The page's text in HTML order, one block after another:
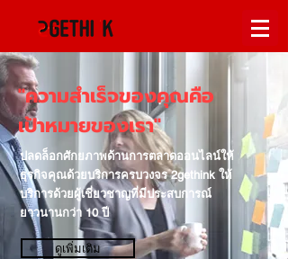
"ความสำเร็จของคุณคือ
เป้าหมายของเรา"
ปลดล็อกศักยภาพด้านการตลาดออนไลน์ให้
ธุรกิจคุณด้วยบริการครบวงจร 2gethink ให้
บริการด้วยผู้เชี่ยวชาญที่มีประสบการณ์
ยาวนานกว่า 10 ปี
ดูเพิ่มเติม